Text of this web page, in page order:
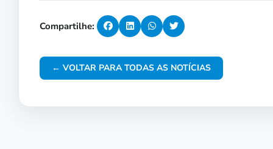
Compartilhe:
← VOLTAR PARA TODAS AS NOTÍCIAS